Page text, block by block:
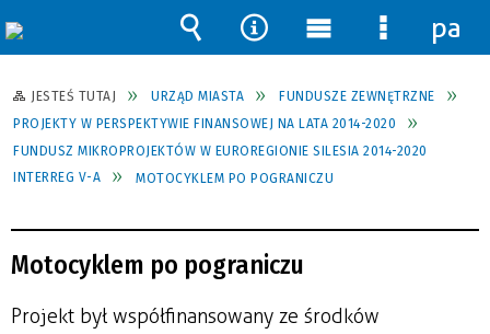
JESTEŚ TUTAJ URZĄD MIASTA
FUNDUSZE ZEWNĘTRZNE
PROJEKTY W PERSPEKTYWIE FINANSOWEJ NA LATA 2014-2020
FUNDUSZ MIKROPROJEKTÓW W EUROREGIONIE SILESIA 2014-2020
INTERREG V-A
MOTOCYKLEM PO POGRANICZU
Motocyklem po pograniczu
Projekt był współfinansowany ze środków
Wyszukiwarka
Narzędzia
Menu
główne
Menu